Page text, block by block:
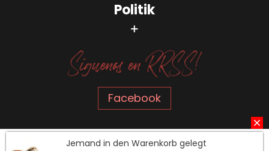
Politik
Facebook
2024 | Calzados Bienve
Jemand in den Warenkorb gelegt